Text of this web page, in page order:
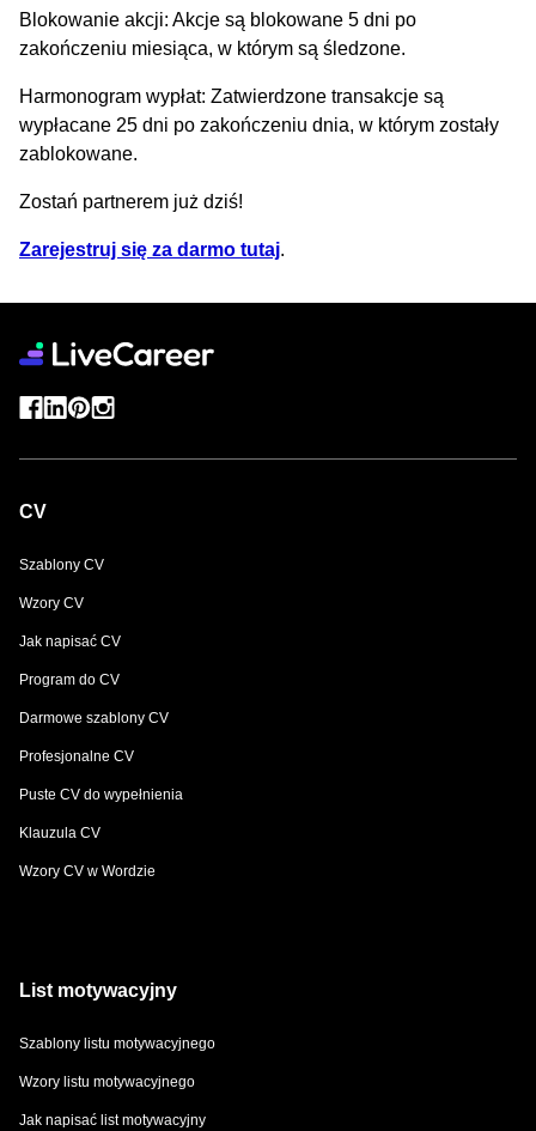
Blokowanie akcji: Akcje są blokowane 5 dni po
zakończeniu miesiąca, w którym są śledzone.
Harmonogram wypłat: Zatwierdzone transakcje są
wypłacane 25 dni po zakończeniu dnia, w którym zostały
zablokowane.
Zostań partnerem już dziś!
Zarejestruj się za darmo tutaj.
CV
Szablony CV
Wzory CV
Jak napisać CV
Program do CV
Darmowe szablony CV
Profesjonalne CV
Puste CV do wypełnienia
Klauzula CV
Wzory CV w Wordzie
List motywacyjny
Szablony listu motywacyjnego
Wzory listu motywacyjnego
Jak napisać list motywacyjny